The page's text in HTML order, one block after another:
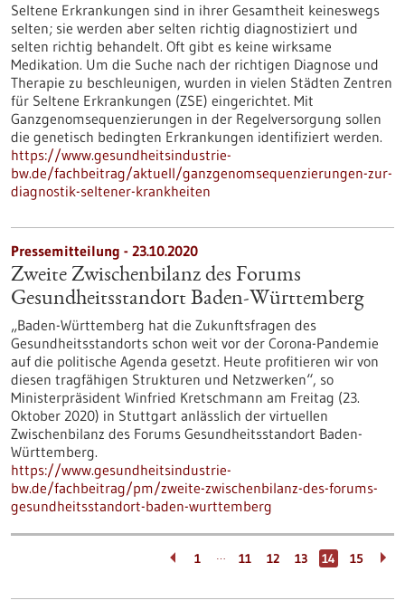
Seltene Erkrankungen sind in ihrer Gesamtheit keineswegs
selten; sie werden aber selten richtig diagnostiziert und
selten richtig behandelt. Oft gibt es keine wirksame
Medikation. Um die Suche nach der richtigen Diagnose und
Therapie zu beschleunigen, wurden in vielen Städten Zentren
für Seltene Erkrankungen (ZSE) eingerichtet. Mit
Ganzgenomsequenzierungen in der Regelversorgung sollen
die genetisch bedingten Erkrankungen identifiziert werden.
https://www.gesundheitsindustrie-
bw.de/fachbeitrag/aktuell/ganzgenomsequenzierungen-zur-
diagnostik-seltener-krankheiten
Pressemitteilung - 23.10.2020
Zweite Zwischenbilanz des Forums
Gesundheitsstandort Baden-Württemberg
„Baden-Württemberg hat die Zukunftsfragen des
Gesundheitsstandorts schon weit vor der Corona-Pandemie
auf die politische Agenda gesetzt. Heute profitieren wir von
diesen tragfähigen Strukturen und Netzwerken“, so
Ministerpräsident Winfried Kretschmann am Freitag (23.
Oktober 2020) in Stuttgart anlässlich der virtuellen
Zwischenbilanz des Forums Gesundheitsstandort Baden-
Württemberg.
https://www.gesundheitsindustrie-
bw.de/fachbeitrag/pm/zweite-zwischenbilanz-des-forums-
gesundheitsstandort-baden-wurttemberg
1 … 11 12 13 14 15